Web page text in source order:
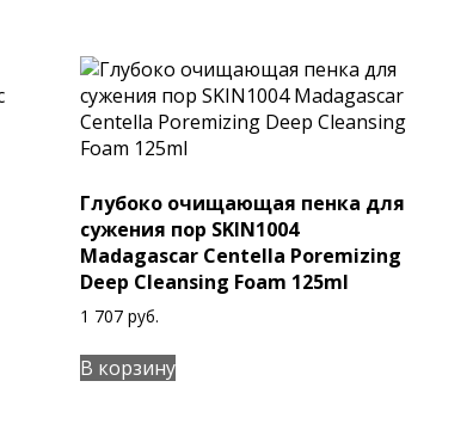
Глубоко очищающая пенка для
сужения пор SKIN1004
Madagascar Centella Poremizing
Deep Cleansing Foam 125ml
1 707 руб.
В корзину